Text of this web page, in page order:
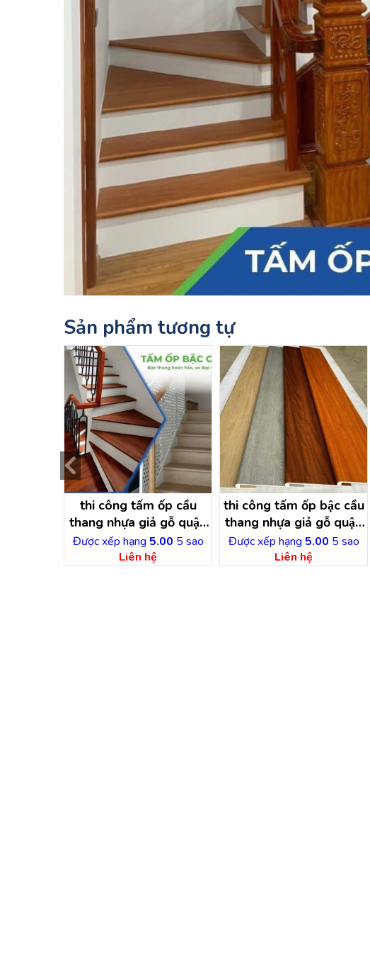
Sản phẩm tương tự
thi công tấm ốp cầu
thang nhựa giả gỗ quận
4 – hồ chí minh
Được xếp hạng 5.00 5 sao
Liên hệ
thi công tấm ốp bậc cầu
thang nhựa giả gỗ quận
7 – hồ chí minh
Được xếp hạng 5.00 5 sao
Liên hệ